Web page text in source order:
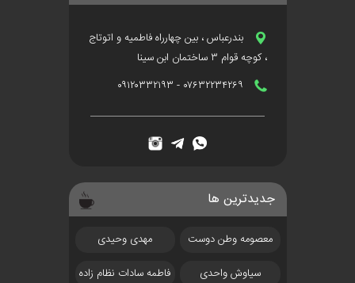
بندرعباس ، بین چهارراه فاطمیه و اتوتاج
، کوچه قوام ۳ ساختمان ابن سینا
جدیدترین ها
معصومه وطن دوست
مهدی وحیدی
سیاوش واحدی
فاطمه سادات نظام زاده